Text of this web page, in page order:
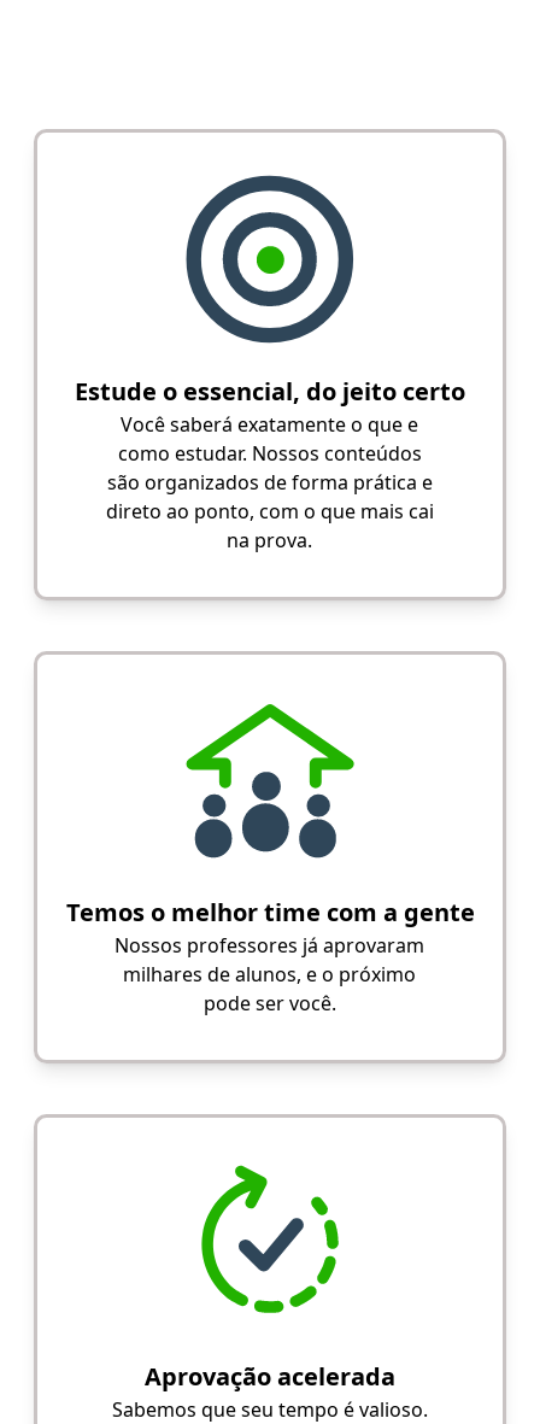
Estude o essencial, do jeito certo
Você saberá exatamente o que e
como estudar. Nossos conteúdos
são organizados de forma prática e
direto ao ponto, com o que mais cai
na prova.
Temos o melhor time com a gente
Nossos professores já aprovaram
milhares de alunos, e o próximo
pode ser você.
Aprovação acelerada
Sabemos que seu tempo é valioso.